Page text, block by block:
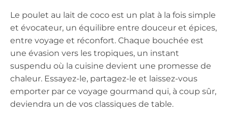
Le poulet au lait de coco est un plat à la fois simple
et évocateur, un équilibre entre douceur et épices,
entre voyage et réconfort. Chaque bouchée est
une évasion vers les tropiques, un instant
suspendu où la cuisine devient une promesse de
chaleur. Essayez-le, partagez-le et laissez-vous
emporter par ce voyage gourmand qui, à coup sûr,
deviendra un de vos classiques de table.